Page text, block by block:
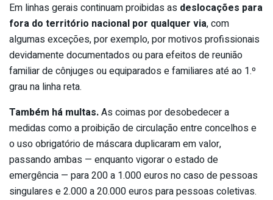
Em linhas gerais continuam proibidas as deslocações para
fora do território nacional por qualquer via, com
algumas exceções, por exemplo, por motivos profissionais
devidamente documentados ou para efeitos de reunião
familiar de cônjuges ou equiparados e familiares até ao 1.º
grau na linha reta.
Também há multas.As coimas por desobedecer a
medidas como a proibição de circulação entre concelhos e
o uso obrigatório de máscara duplicaram em valor,
passando ambas — enquanto vigorar o estado de
emergência — para 200 a 1.000 euros no caso de pessoas
singulares e 2.000 a 20.000 euros para pessoas coletivas.